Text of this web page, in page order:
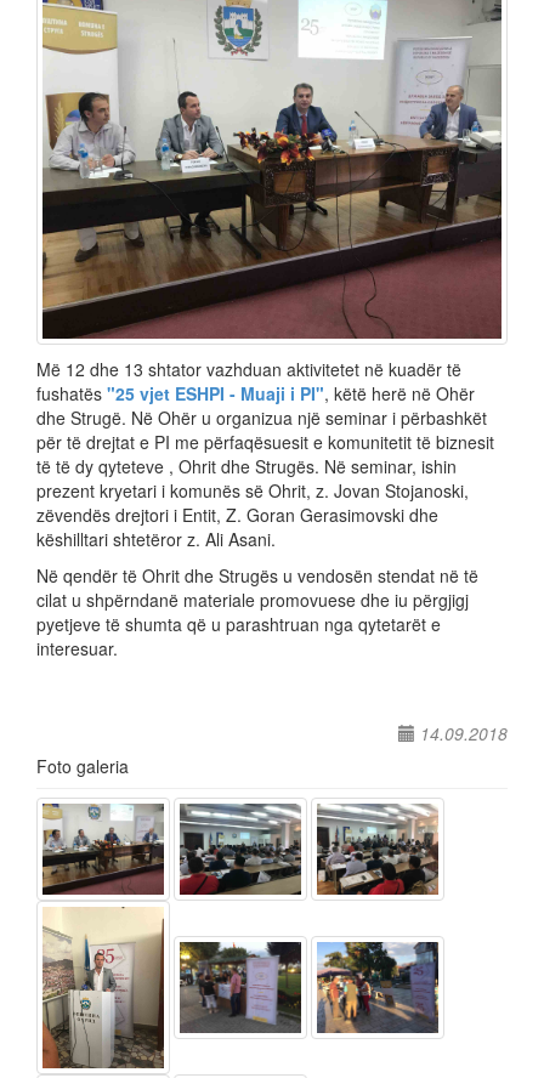
Më 12 dhe 13 shtator vazhduan aktivitetet në kuadër të
fushatës "25 vjet ESHPI - Muaji i PI", këtë herë në Ohër
dhe Strugë. Në Ohër u organizua një seminar i përbashkët
për të drejtat e PI me përfaqësuesit e komunitetit të biznesit
të të dy qyteteve , Ohrit dhe Strugës. Në seminar, ishin
prezent kryetari i komunës së Ohrit, z. Jovan Stojanoski,
zëvendës drejtori i Entit, Z. Goran Gerasimovski dhe
këshilltari shtetëror z. Ali Asani.
Në qendër të Ohrit dhe Strugës u vendosën stendat në të
cilat u shpërndanë materiale promovuese dhe iu përgjigj
pyetjeve të shumta që u parashtruan nga qytetarët e
interesuar.
14.09.2018
Foto galeria